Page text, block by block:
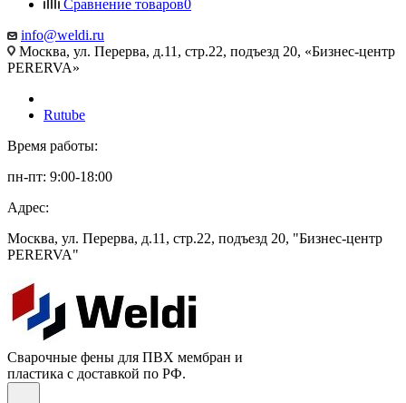
Сравнение товаров0
info@weldi.ru
Москва, ул. Перерва, д.11, стр.22, подъезд 20, «Бизнес-центр
PERERVA»
Rutube
Время работы:
пн-пт: 9:00-18:00
Адрес:
Москва, ул. Перерва, д.11, стр.22, подъезд 20, "Бизнес-центр
PERERVA"
Сварочные фены для ПВХ мембран и
пластика с доставкой по РФ.